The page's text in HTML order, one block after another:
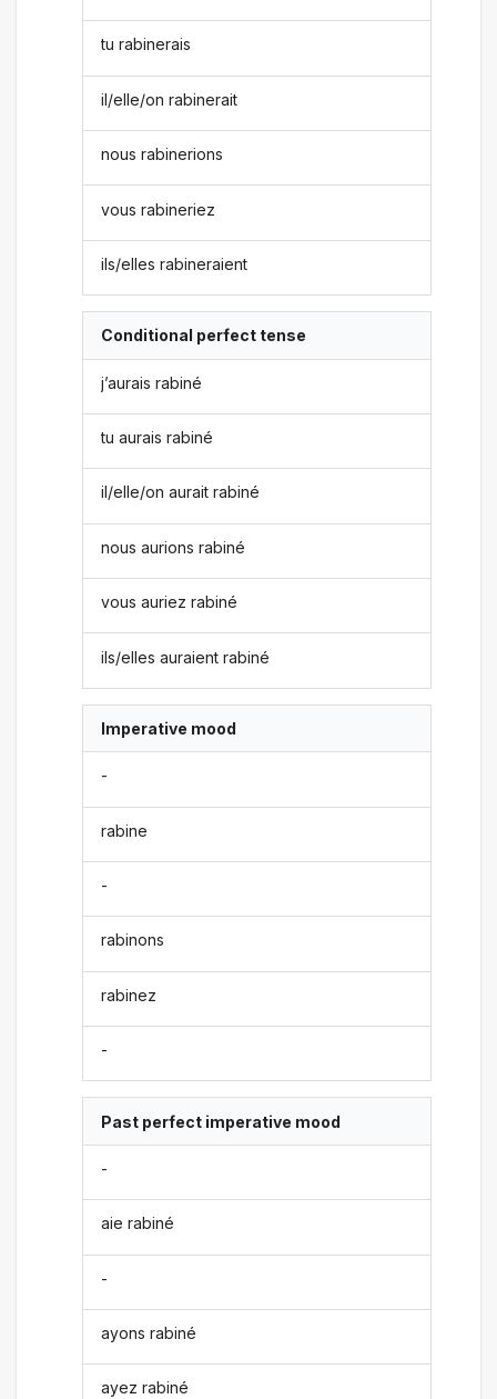
tu rabinerais
il/elle/on rabinerait
nous rabinerions
vous rabineriez
ils/elles rabineraient
Conditional perfect tense
j’aurais rabiné
tu aurais rabiné
il/elle/on aurait rabiné
nous aurions rabiné
vous auriez rabiné
ils/elles auraient rabiné
Imperative mood
-
rabine
-
rabinons
rabinez
-
Past perfect imperative mood
-
aie rabiné
-
ayons rabiné
ayez rabiné